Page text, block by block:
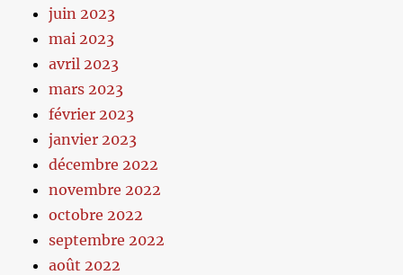
juin 2023
mai 2023
avril 2023
mars 2023
février 2023
janvier 2023
décembre 2022
novembre 2022
octobre 2022
septembre 2022
août 2022